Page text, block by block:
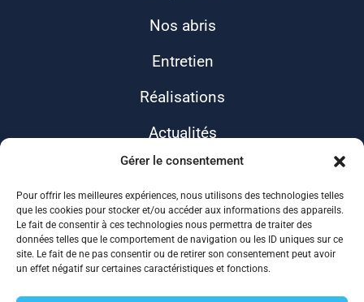
Gérer le consentement
Pour offrir les meilleures expériences, nous utilisons des technologies telles
que les cookies pour stocker et/ou accéder aux informations des appareils.
Le fait de consentir à ces technologies nous permettra de traiter des
données telles que le comportement de navigation ou les ID uniques sur ce
site. Le fait de ne pas consentir ou de retirer son consentement peut avoir
un effet négatif sur certaines caractéristiques et fonctions.
Nos abris
Entretien
Réalisations
Actualités
Contact